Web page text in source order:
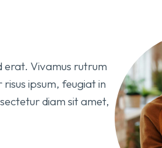
erat. Vivamus rutrum
ipsum, feugiat in
diam sit amet,